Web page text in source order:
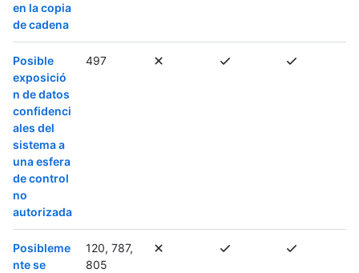
en la copia
de cadena
Posible
exposició
n de datos
confidenci
ales del
sistema a
una esfera
de control
no
autorizada
497
Posibleme
nte se
120, 787,
805